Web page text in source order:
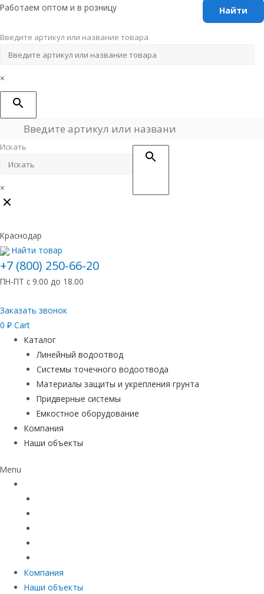
Перейти
содержимому
Работаем оптом и в розницу
Введите артикул или название товара
×
Искать
×
Краснодар
Найти товар
+7 (800) 250-66-20
ПН-ПТ с 9.00 до 18.00
Заказать звонок
0 ₽ Cart
Каталог
Линейный водоотвод
Системы точечного водоотвода
Материалы защиты и укрепления грунта
Придверные системы
Емкостное оборудование
Компания
Наши объекты
Menu
Компания
Наши объекты